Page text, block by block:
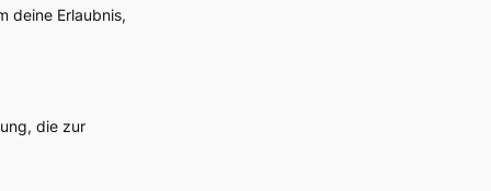
deine Erlaubnis,
die zur